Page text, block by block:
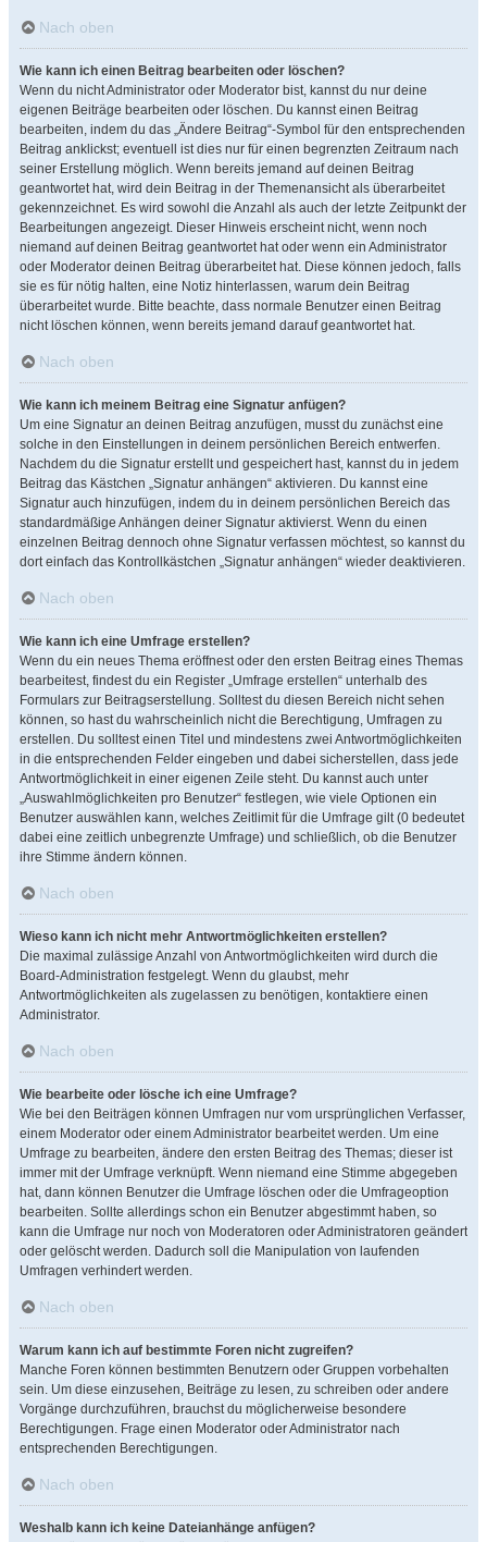
Nach oben
Wie kann ich einen Beitrag bearbeiten oder löschen?
Wenn du nicht Administrator oder Moderator bist, kannst du nur deine
eigenen Beiträge bearbeiten oder löschen. Du kannst einen Beitrag
bearbeiten, indem du das „Ändere Beitrag“-Symbol für den entsprechenden
Beitrag anklickst; eventuell ist dies nur für einen begrenzten Zeitraum nach
seiner Erstellung möglich. Wenn bereits jemand auf deinen Beitrag
geantwortet hat, wird dein Beitrag in der Themenansicht als überarbeitet
gekennzeichnet. Es wird sowohl die Anzahl als auch der letzte Zeitpunkt der
Bearbeitungen angezeigt. Dieser Hinweis erscheint nicht, wenn noch
niemand auf deinen Beitrag geantwortet hat oder wenn ein Administrator
oder Moderator deinen Beitrag überarbeitet hat. Diese können jedoch, falls
sie es für nötig halten, eine Notiz hinterlassen, warum dein Beitrag
überarbeitet wurde. Bitte beachte, dass normale Benutzer einen Beitrag
nicht löschen können, wenn bereits jemand darauf geantwortet hat.
Nach oben
Wie kann ich meinem Beitrag eine Signatur anfügen?
Um eine Signatur an deinen Beitrag anzufügen, musst du zunächst eine
solche in den Einstellungen in deinem persönlichen Bereich entwerfen.
Nachdem du die Signatur erstellt und gespeichert hast, kannst du in jedem
Beitrag das Kästchen „Signatur anhängen“ aktivieren. Du kannst eine
Signatur auch hinzufügen, indem du in deinem persönlichen Bereich das
standardmäßige Anhängen deiner Signatur aktivierst. Wenn du einen
einzelnen Beitrag dennoch ohne Signatur verfassen möchtest, so kannst du
dort einfach das Kontrollkästchen „Signatur anhängen“ wieder deaktivieren.
Nach oben
Wie kann ich eine Umfrage erstellen?
Wenn du ein neues Thema eröffnest oder den ersten Beitrag eines Themas
bearbeitest, findest du ein Register „Umfrage erstellen“ unterhalb des
Formulars zur Beitragserstellung. Solltest du diesen Bereich nicht sehen
können, so hast du wahrscheinlich nicht die Berechtigung, Umfragen zu
erstellen. Du solltest einen Titel und mindestens zwei Antwortmöglichkeiten
in die entsprechenden Felder eingeben und dabei sicherstellen, dass jede
Antwortmöglichkeit in einer eigenen Zeile steht. Du kannst auch unter
„Auswahlmöglichkeiten pro Benutzer“ festlegen, wie viele Optionen ein
Benutzer auswählen kann, welches Zeitlimit für die Umfrage gilt (0 bedeutet
dabei eine zeitlich unbegrenzte Umfrage) und schließlich, ob die Benutzer
ihre Stimme ändern können.
Nach oben
Wieso kann ich nicht mehr Antwortmöglichkeiten erstellen?
Die maximal zulässige Anzahl von Antwortmöglichkeiten wird durch die
Board-Administration festgelegt. Wenn du glaubst, mehr
Antwortmöglichkeiten als zugelassen zu benötigen, kontaktiere einen
Administrator.
Nach oben
Wie bearbeite oder lösche ich eine Umfrage?
Wie bei den Beiträgen können Umfragen nur vom ursprünglichen Verfasser,
einem Moderator oder einem Administrator bearbeitet werden. Um eine
Umfrage zu bearbeiten, ändere den ersten Beitrag des Themas; dieser ist
immer mit der Umfrage verknüpft. Wenn niemand eine Stimme abgegeben
hat, dann können Benutzer die Umfrage löschen oder die Umfrageoption
bearbeiten. Sollte allerdings schon ein Benutzer abgestimmt haben, so
kann die Umfrage nur noch von Moderatoren oder Administratoren geändert
oder gelöscht werden. Dadurch soll die Manipulation von laufenden
Umfragen verhindert werden.
Nach oben
Warum kann ich auf bestimmte Foren nicht zugreifen?
Manche Foren können bestimmten Benutzern oder Gruppen vorbehalten
sein. Um diese einzusehen, Beiträge zu lesen, zu schreiben oder andere
Vorgänge durchzuführen, brauchst du möglicherweise besondere
Berechtigungen. Frage einen Moderator oder Administrator nach
entsprechenden Berechtigungen.
Nach oben
Weshalb kann ich keine Dateianhänge anfügen?